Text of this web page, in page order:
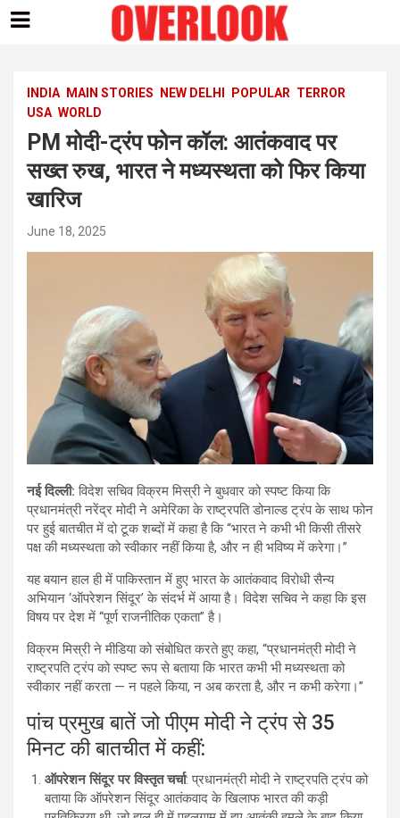
contentINDIA MAIN STORIES NEW DELHI POPULAR TERROR
USA WORLD
PM मोदी-ट्रंप फोन कॉल: आतंकवाद पर
सख्त रुख, भारत ने मध्यस्थता को फिर किया
खारिज
June 18, 2025
नई दिल्ली: विदेश सचिव विक्रम मिस्री ने बुधवार को स्पष्ट किया कि
प्रधानमंत्री नरेंद्र मोदी ने अमेरिका के राष्ट्रपति डोनाल्ड ट्रंप के साथ फोन
पर हुई बातचीत में दो टूक शब्दों में कहा है कि “भारत ने कभी भी किसी तीसरे
पक्ष की मध्यस्थता को स्वीकार नहीं किया है, और न ही भविष्य में करेगा।”
यह बयान हाल ही में पाकिस्तान में हुए भारत के आतंकवाद विरोधी सैन्य
अभियान ‘ऑपरेशन सिंदूर’ के संदर्भ में आया है। विदेश सचिव ने कहा कि इस
विषय पर देश में “पूर्ण राजनीतिक एकता” है।
विक्रम मिस्री ने मीडिया को संबोधित करते हुए कहा, “प्रधानमंत्री मोदी ने
राष्ट्रपति ट्रंप को स्पष्ट रूप से बताया कि भारत कभी भी मध्यस्थता को
स्वीकार नहीं करता — न पहले किया, न अब करता है, और न कभी करेगा।”
पांच प्रमुख बातें जो पीएम मोदी ने ट्रंप से 35
मिनट की बातचीत में कहीं:
ऑपरेशन सिंदूर पर विस्तृत चर्चा: प्रधानमंत्री मोदी ने राष्ट्रपति ट्रंप को
बताया कि ऑपरेशन सिंदूर आतंकवाद के खिलाफ भारत की कड़ी